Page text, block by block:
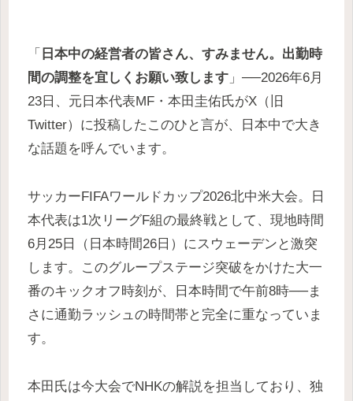
「 日本中の経営者の皆さん、すみません。出勤時
間の調整を宜しくお願い致します 」──2026年6月
23日、元日本代表MF・本田圭佑氏がX（旧
Twitter）に投稿したこのひと言が、日本中で大き
な話題を呼んでいます。
サッカーFIFAワールドカップ2026北中米大会。日
本代表は1次リーグF組の最終戦として、現地時間
6月25日（日本時間26日）にスウェーデンと激突
します。このグループステージ突破をかけた大一
番のキックオフ時刻が、日本時間で午前8時──ま
さに通勤ラッシュの時間帯と完全に重なっていま
す。
本田氏は今大会でNHKの解説を担当しており、独